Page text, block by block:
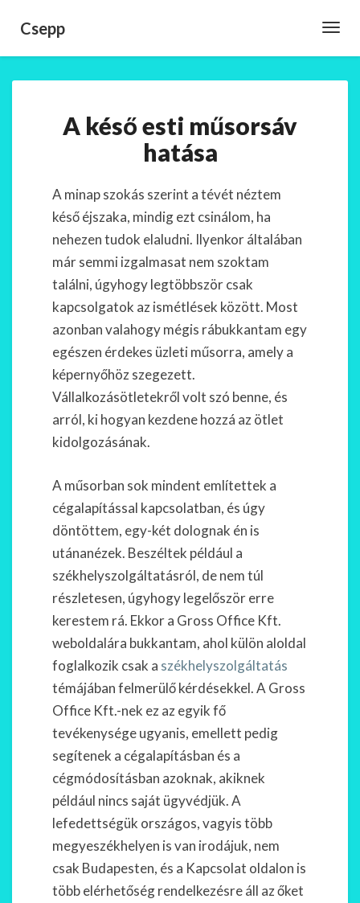
Csepp
késő
esti
műsorsáv
A késő esti műsorsáv
hatása
A minap szokás szerint a tévét néztem
késő éjszaka, mindig ezt csinálom, ha
nehezen tudok elaludni. Ilyenkor általában
már semmi izgalmasat nem szoktam
találni, úgyhogy legtöbbször csak
kapcsolgatok az ismétlések között. Most
azonban valahogy mégis rábukkantam egy
egészen érdekes üzleti műsorra, amely a
képernyőhöz szegezett.
Vállalkozásötletekről volt szó benne, és
arról, ki hogyan kezdene hozzá az ötlet
kidolgozásának.
A műsorban sok mindent említettek a
cégalapítással kapcsolatban, és úgy
döntöttem, egy-két dolognak én is
utánanézek. Beszéltek például a
székhelyszolgáltatásról, de nem túl
részletesen, úgyhogy legelőször erre
kerestem rá. Ekkor a Gross Office Kft.
weboldalára bukkantam, ahol külön aloldal
foglalkozik csak a székhelyszolgáltatás
témájában felmerülő kérdésekkel. A Gross
Office Kft.-nek ez az egyik fő
tevékenysége ugyanis, emellett pedig
segítenek a cégalapításban és a
cégmódosításban azoknak, akiknek
például nincs saját ügyvédjük. A
lefedettségük országos, vagyis több
megyeszékhelyen is van irodájuk, nem
csak Budapesten, és a Kapcsolat oldalon is
több elérhetőség rendelkezésre áll az őket